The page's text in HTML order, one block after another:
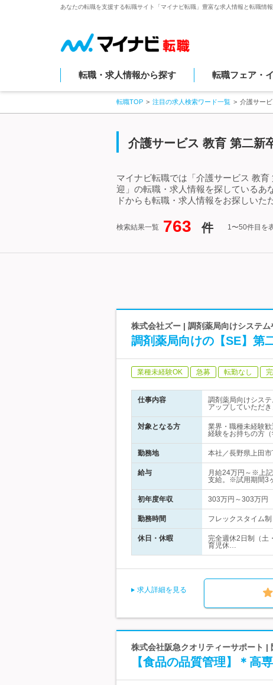
あなたの転職を支援する転職サイト「マイナビ転職」豊富な求人情報と転職情
転職・求人情報から探す 転職フェア・
転職TOP 注目の求人検索ワード一覧 介護サー
介護サービス 教育 第二新
マイナビ転職では「介護サービス 教
迎」の転職・求人情報を探しているあ
ドからも転職・求人情報をお探しい
検索結果一覧 763 件 1〜50件目を
株式会社ズー | 調剤薬局向けシステ
調剤薬局向けの【SE】第
業種未経験OK 急募 転勤なし
仕事内容
調剤薬局向けシス
アップしていただき
対象となる方
業界・職種未経験
経験をお持ちの方
勤務地 本社／長野県上田
給与
月給24万円～※上
支給。※試用期間3
初年度年収 303万円～303万円
勤務時間 フレックスタイム
休日・休暇
完全週休2日制（土
育児休…
求人詳細を見る
株式会社阪急クオリティーサポート |
【食品の品質管理】＊高